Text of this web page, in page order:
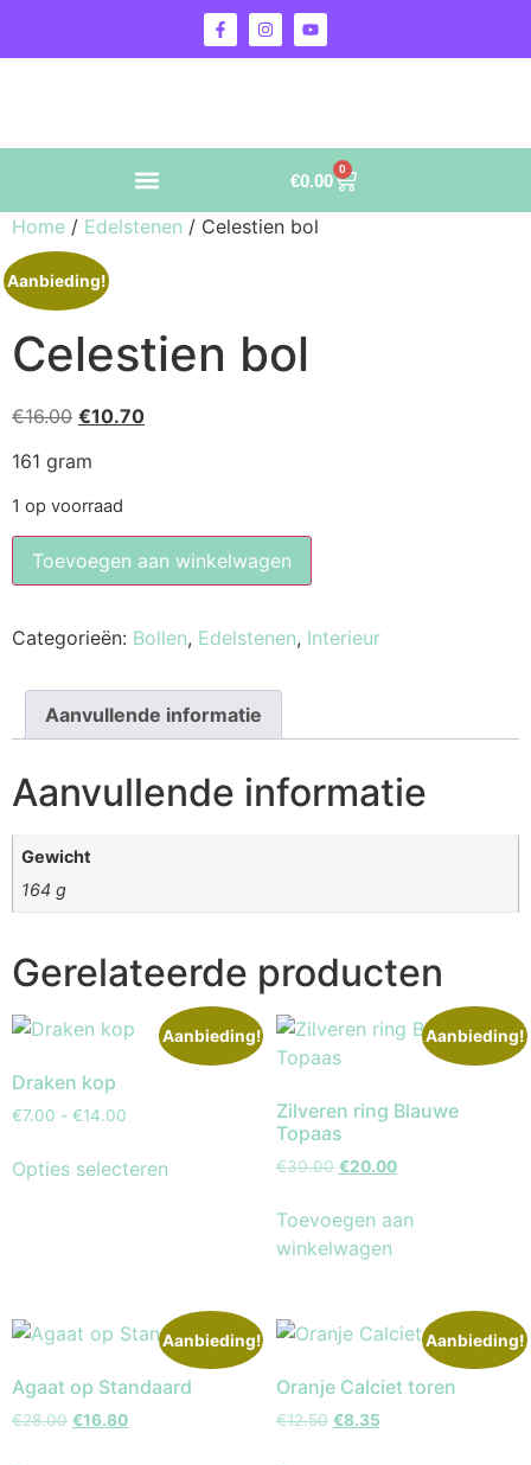
€0.00
0
Home / Edelstenen / Celestien bol
Aanbieding!
Celestien bol
€16.00 €10.70
161 gram
1 op voorraad
Toevoegen aan winkelwagen
Categorieën: Bollen, Edelstenen, Interieur
Aanvullende informatie
Aanvullende informatie
Gewicht
164 g
Gerelateerde producten
Aanbieding!
Draken kop
€7.00 - €14.00
Opties selecteren
Aanbieding!
Zilveren ring Blauwe
Topaas
€30.00 €20.00
Toevoegen aan
winkelwagen
Aanbieding!
Agaat op Standaard
€28.00 €16.80
Aanbieding!
Oranje Calciet toren
€12.50 €8.35